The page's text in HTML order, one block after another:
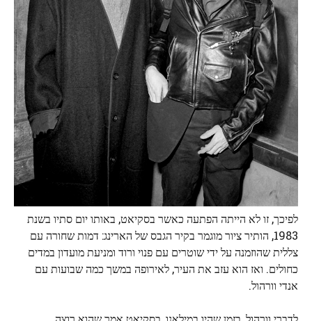
לפיכך, זו לא הייתה הפתעה כאשר בסקיאט, באותו יום סתיו בשנת
1983, הותיר ציור מוגמר בקיר הגבס של הארינג: דמות שחורה עם
צללית שהוזמנה על ידי שוטרים עם פנוי ורוד ומניעת מועדון במדים
כחולים. ואז הוא עזב את העיר, לאירופה במשך כמה שבועות עם
אנדי וורהול.